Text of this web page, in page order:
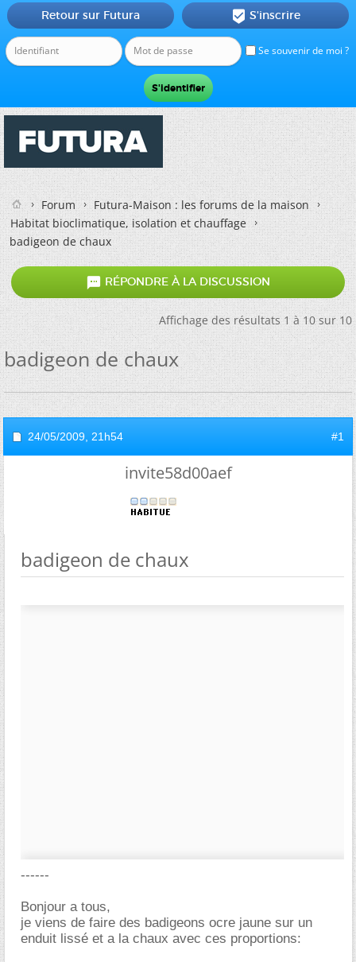
Se souvenir de moi ?
Retour sur Futura  S'inscrire
Forum
Futura-Maison : les forums de la maison
Habitat bioclimatique, isolation et chauffage
badigeon de chaux
 RÉPONDRE À LA DISCUSSION
Affichage des résultats 1 à 10 sur 10
badigeon de chaux
24/05/2009, 21h54 #1
invite58d00aef
badigeon de chaux
------
Bonjour a tous,
je viens de faire des badigeons ocre jaune sur un
enduit lissé et a la chaux avec ces proportions: